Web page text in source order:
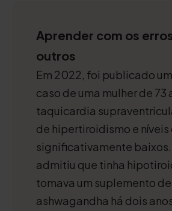
Aprender com os
outros
Em 2022, foi publicado
caso de uma mulher de 73
taquicardia
de hipertiroidismo e níveis
significativamente
admitiu que tinha
tomava um suplemento de
ashwagandha há dois